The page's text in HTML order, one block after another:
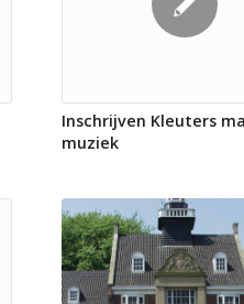
Inschrijven Kleuters
muziek